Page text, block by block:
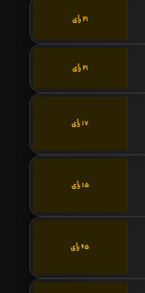
21 رأی
21 رأی
17 رأی
15 رأی
65 رأی